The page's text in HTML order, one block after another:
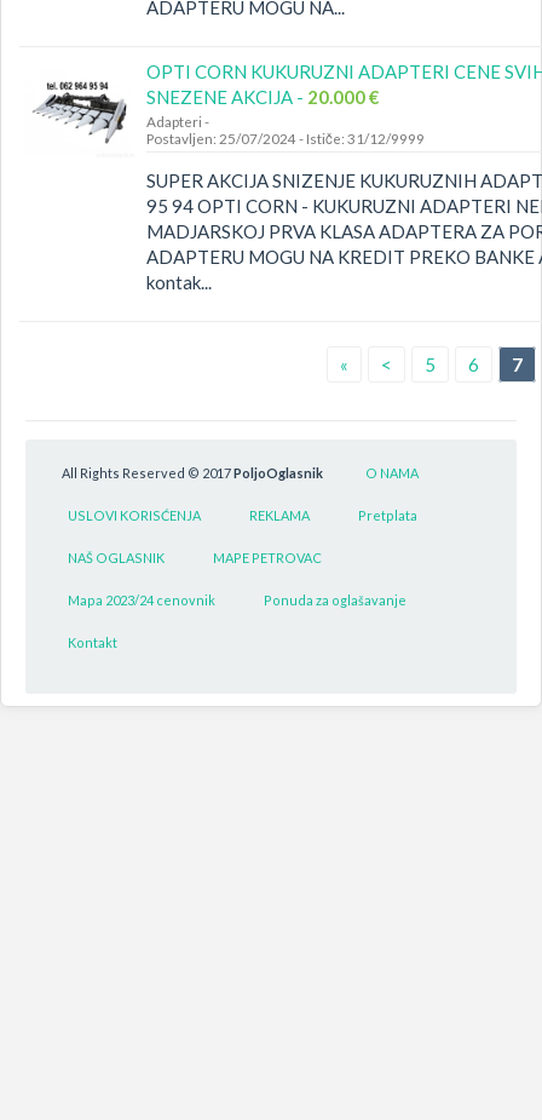
ADAPTERU MOGU NA...
OPTI CORN KUKURUZNI ADAPTERI CENE
SNEZENE AKCIJA - 20.000 €
Adapteri -
Postavljen: 25/07/2024 - Ističe: 31/12/9999
SUPER AKCIJA SNIZENJE KUKURUZNIH
95 94 OPTI CORN - KUKURUZNI ADAPTERI
MADJARSKOJ PRVA KLASA ADAPTERA ZA
ADAPTERU MOGU NA KREDIT PREKO BANKE
kontak...
« < 5 6 7
All Rights Reserved © 2017PoljoOglasnik O NAMA
USLOVI KORISĆENJA REKLAMA Pretplata
NAŠ OGLASNIK MAPE PETROVAC
Mapa 2023/24 cenovnik Ponuda za oglašavanje
Kontakt